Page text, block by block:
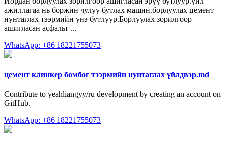
ажиллагаа нь боржин чулуу бутлах машин.борлуулах цемент
нунтаглах тээрмийн үнэ бутлуур.Борлуулах зорилгоор
ашигласан асфальт ...
WhatsApp: +86 18221755073
цемент клинкер бөмбөг тээрмийн нунтаглах үйлдвэр.md
Contribute to yeahliangyy/ru development by creating an account on
GitHub.
WhatsApp: +86 18221755073